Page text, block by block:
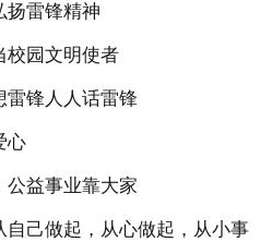
雷锋精神
园文明使者
锋人人话雷锋
心
益事业靠大家
己做起，从心做起，从小事